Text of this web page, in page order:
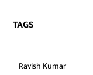
TAGS
Ravish Kumar